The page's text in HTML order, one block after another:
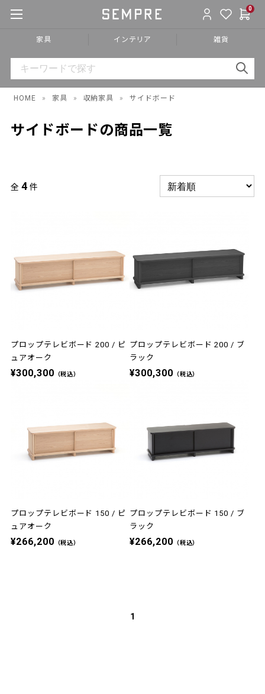
0
家具 インテリア 雑貨
HOME » 家具 » 収納家具 » サイドボード
サイドボードの商品一覧
全 4 件
プロップテレビボード 200 / ピ
ュアオーク
¥300,300 （税込）
プロップテレビボード 200 / ブ
ラック
¥300,300 （税込）
プロップテレビボード 150 / ピ
ュアオーク
¥266,200 （税込）
プロップテレビボード 150 / ブ
ラック
¥266,200 （税込）
1